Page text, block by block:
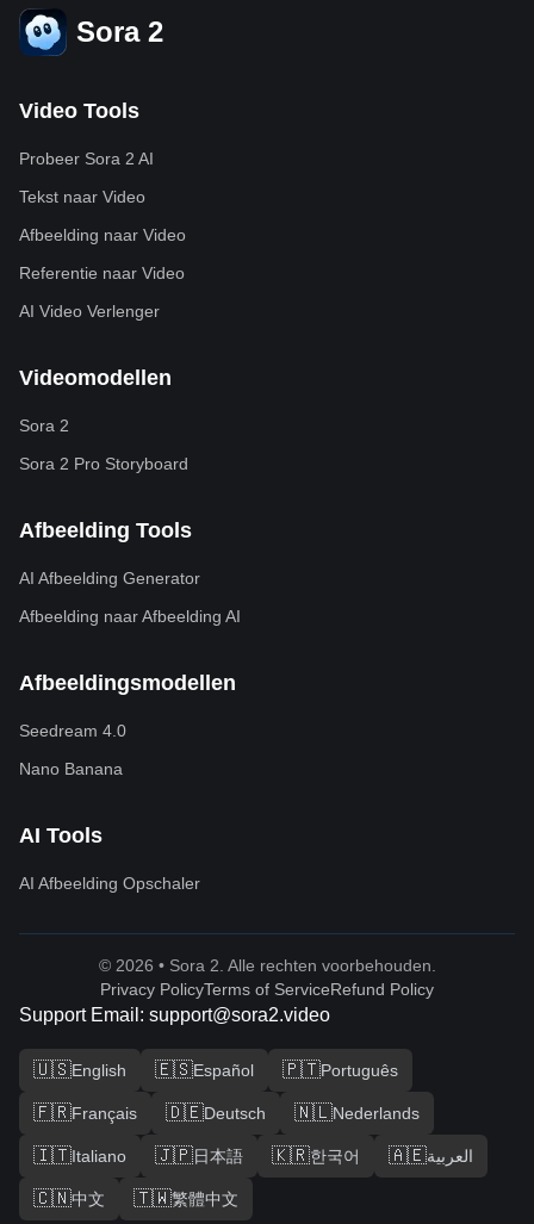
Sora 2
Video Tools
Probeer Sora 2 AI
Tekst naar Video
Afbeelding naar Video
Referentie naar Video
AI Video Verlenger
Videomodellen
Sora 2
Sora 2 Pro Storyboard
Afbeelding Tools
AI Afbeelding Generator
Afbeelding naar Afbeelding AI
Afbeeldingsmodellen
Seedream 4.0
Nano Banana
AI Tools
AI Afbeelding Opschaler
© 2026 • Sora 2. Alle rechten voorbehouden.
Privacy PolicyTerms of ServiceRefund Policy
Support Email: support@sora2.video
🇺🇸English 🇪🇸Español 🇵🇹Português
🇫🇷Français 🇩🇪Deutsch 🇳🇱Nederlands
🇮🇹Italiano 🇯🇵日本語 🇰🇷한국어 🇦🇪العربية
🇨🇳中文 🇹🇼繁體中文